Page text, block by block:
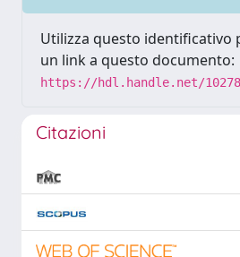
Utilizza questo identificativo
un link a questo documento:
https://hdl.handle.net/
Citazioni